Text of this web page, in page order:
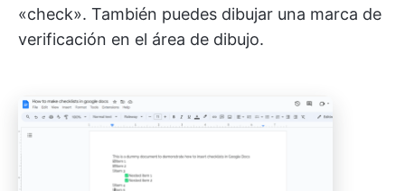
«check». También puedes dibujar una marca de
verificación en el área de dibujo.